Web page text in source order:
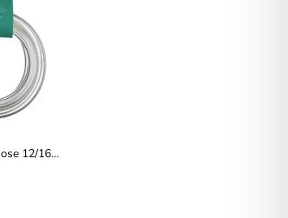
Chihiros Clear Hose 12/16mm 3m (dış filtre hortumu)